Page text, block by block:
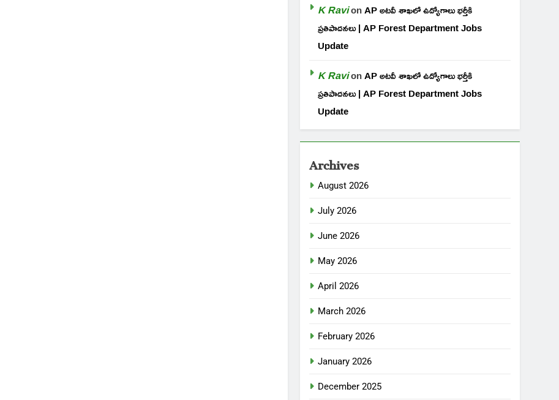
K RavionAP అటవీ శాఖలో ఉద్యోగాలు భర్తీకి
ప్రతిపాదనలు | AP Forest Department Jobs
Update
K RavionAP అటవీ శాఖలో ఉద్యోగాలు భర్తీకి
ప్రతిపాదనలు | AP Forest Department Jobs
Update
Archives
August 2026
July 2026
June 2026
May 2026
April 2026
March 2026
February 2026
January 2026
December 2025